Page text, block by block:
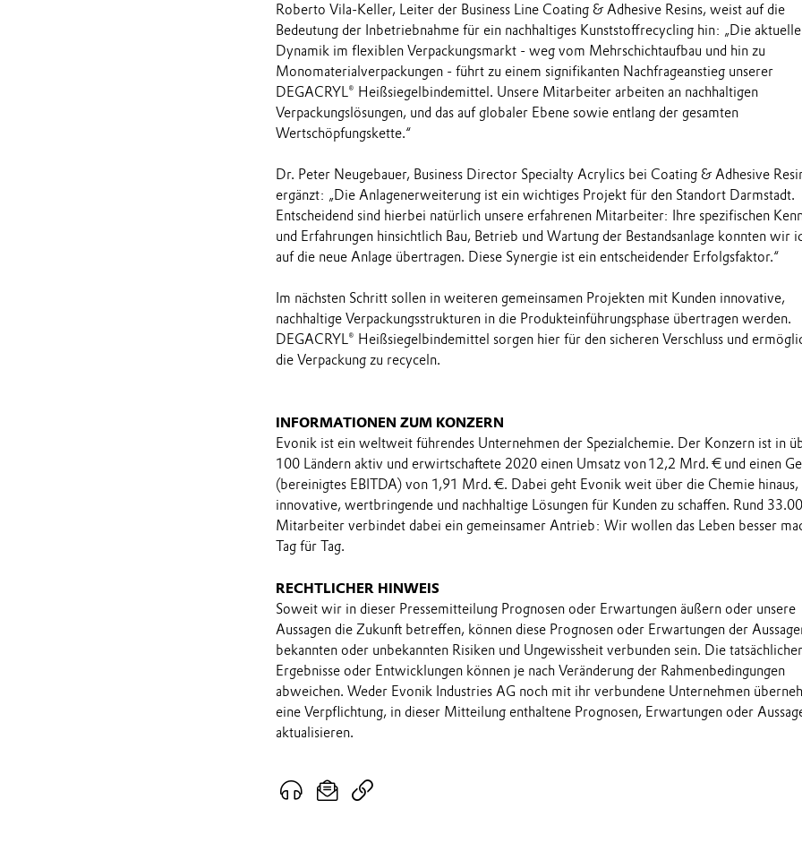
Roberto Vila-Keller, Leiter der Business Line Coating & Adhesive Resins, weist auf die
Bedeutung der Inbetriebnahme für ein nachhaltiges Kunststoffrecycling hin: „Die aktuelle
Dynamik im flexiblen Verpackungsmarkt - weg vom Mehrschichtaufbau und hin zu
Monomaterialverpackungen - führt zu einem signifikanten Nachfrageanstieg unserer
DEGACRYL® Heißsiegelbindemittel. Unsere Mitarbeiter arbeiten an nachhaltigen
Verpackungslösungen, und das auf globaler Ebene sowie entlang der gesamten
Wertschöpfungskette.“
Dr. Peter Neugebauer, Business Director Specialty Acrylics bei Coating & Adhesive
ergänzt: „Die Anlagenerweiterung ist ein wichtiges Projekt für den Standort Darmstadt.
Entscheidend sind hierbei natürlich unsere erfahrenen Mitarbeiter: Ihre spezifischen
und Erfahrungen hinsichtlich Bau, Betrieb und Wartung der Bestandsanlage konnten wir
auf die neue Anlage übertragen. Diese Synergie ist ein entscheidender Erfolgsfaktor.“
Im nächsten Schritt sollen in weiteren gemeinsamen Projekten mit Kunden innovative,
nachhaltige Verpackungsstrukturen in die Produkteinführungsphase übertragen werden.
DEGACRYL® Heißsiegelbindemittel sorgen hier für den sicheren Verschluss und
die Verpackung zu recyceln.
INFORMATIONEN ZUM KONZERN
Evonik ist ein weltweit führendes Unternehmen der Spezialchemie. Der Konzern ist in
100 Ländern aktiv und erwirtschaftete 2020 einen Umsatz von 12,2 Mrd. € und einen
(bereinigtes EBITDA) von 1,91 Mrd. €. Dabei geht Evonik weit über die Chemie hinaus,
innovative, wertbringende und nachhaltige Lösungen für Kunden zu schaffen. Rund
Mitarbeiter verbindet dabei ein gemeinsamer Antrieb: Wir wollen das Leben besser
Tag für Tag.
RECHTLICHER HINWEIS
Soweit wir in dieser Pressemitteilung Prognosen oder Erwartungen äußern oder unsere
Aussagen die Zukunft betreffen, können diese Prognosen oder Erwartungen der
bekannten oder unbekannten Risiken und Ungewissheit verbunden sein. Die
Ergebnisse oder Entwicklungen können je nach Veränderung der Rahmenbedingungen
abweichen. Weder Evonik Industries AG noch mit ihr verbundene Unternehmen
eine Verpflichtung, in dieser Mitteilung enthaltene Prognosen, Erwartungen oder
aktualisieren.